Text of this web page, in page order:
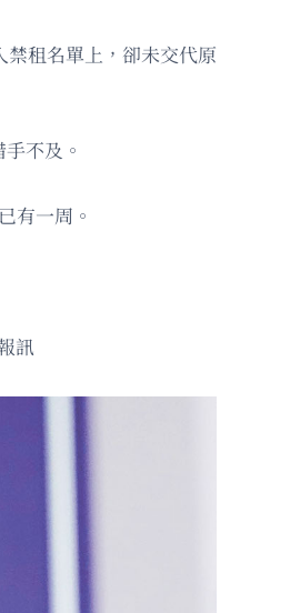
租名單上，卻未交代原
不及。
有一周。
訊